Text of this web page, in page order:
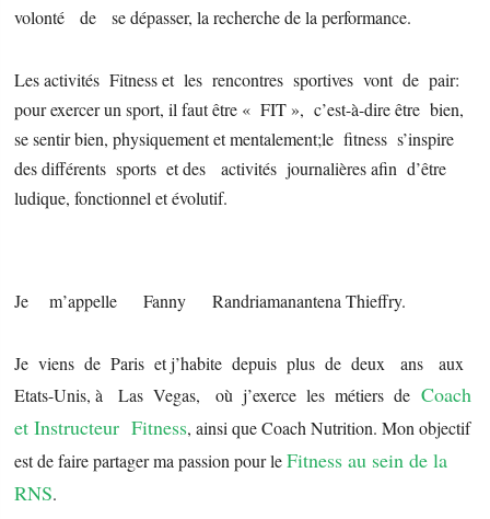
volonté de se dépasser, la recherche de la performance.
Les activités Fitness et les rencontres sportives vont de pair:
pour exercer un sport, il faut être « FIT », c’est-à-dire être bien,
se sentir bien, physiquement et mentalement;le fitness s’inspire
des différents sports et des activités journalières afin d’être
ludique, fonctionnel et évolutif.
Je m’appelle Fanny Randriamanantena Thieffry.
Je viens de Paris et j’habite depuis plus de deux ans aux
Etats-Unis, à Las Vegas, où j’exerce les métiers de Coach
et Instructeur Fitness, ainsi que Coach Nutrition. Mon objectif
est de faire partager ma passion pour leFitness au sein de la
RNS.